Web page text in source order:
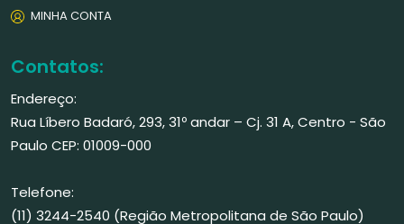
MINHA CONTA
Contatos:
Endereço:
Rua Líbero Badaró, 293, 31º andar – Cj. 31 A, Centro - São
Paulo CEP: 01009-000
Telefone:
(11) 3244-2540 (Região Metropolitana de São Paulo)